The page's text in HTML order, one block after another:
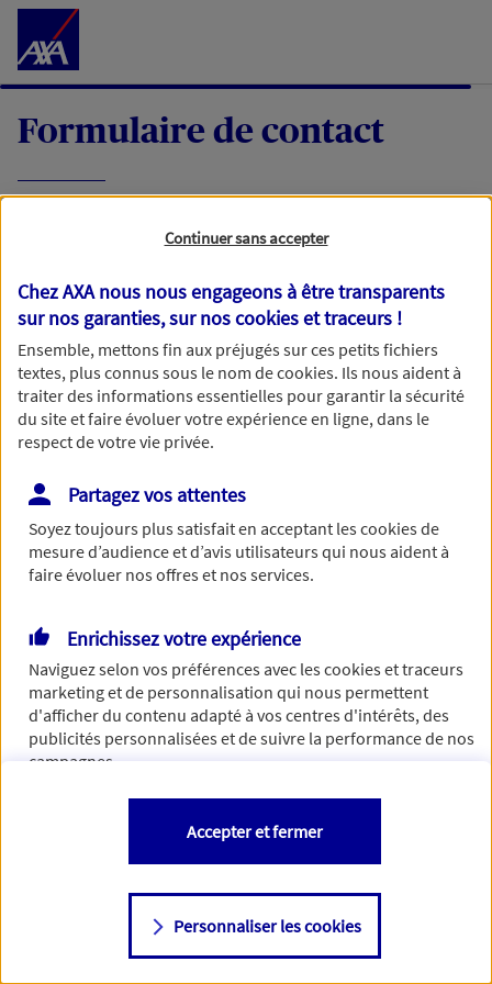
Accéder au Contenu
Formulaire de contact
demande, nous vous répondrons dans les
meilleurs délais par mail ou par téléphone.
Votre message :
Vous disposez de droits sur les informations vous concernant. Pour
plus d’informations,cliquez ici.
Continuer sans accepter
Chez AXA nous nous engageons à être transparents
sur nos garanties, sur noscookies et traceurs !
Ensemble, mettons fin aux préjugés sur ces petits fichiers
textes, plus connus sous le nom decookies. Ils nous aident à
traiter des informations essentielles pour garantir la sécurité
du site et faire évoluer votre expérience en ligne, dans le
respect de votre vie privée.
Partagez vos attentes
Soyez toujours plus satisfait en acceptant lescookiesde
mesure d’audience et d’avis utilisateurs qui nous aident à
faire évoluer nos offres et nos services.
Enrichissez votre expérience
Naviguez selon vos préférences avec lescookies et traceurs
marketing et de personnalisation qui nous permettent
d'afficher du contenu adapté à vos centres d'intérêts, des
publicités personnalisées et de suivre la performance de nos
campagnes.
Vous êtes libre de les accepter, de les refuser comme de
changer d'avis à tout moment en allant sur
Consulter notre politique decookies
Personnaliser les cookies
Accepter et fermer